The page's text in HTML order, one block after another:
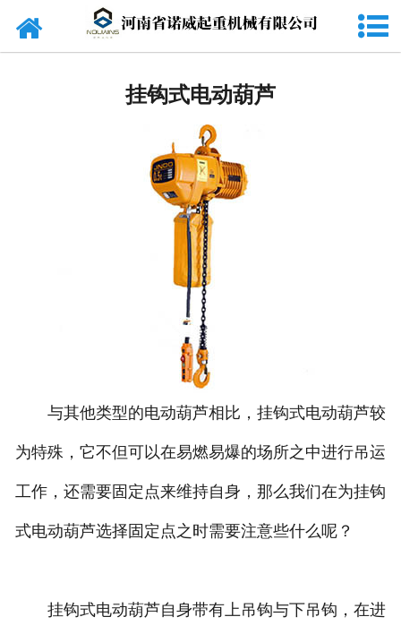
网站首页
货梯
电动葫芦
起重配件
电磁吸盘
抓斗
电动平车
挂钩式电动葫芦
与其他类型的电动葫芦相比，挂钩式电动葫芦较
为特殊，它不但可以在易燃易爆的场所之中进行吊运
工作，还需要固定点来维持自身，那么我们在为挂钩
式电动葫芦选择固定点之时需要注意些什么呢？
挂钩式电动葫芦自身带有上吊钩与下吊钩，在进